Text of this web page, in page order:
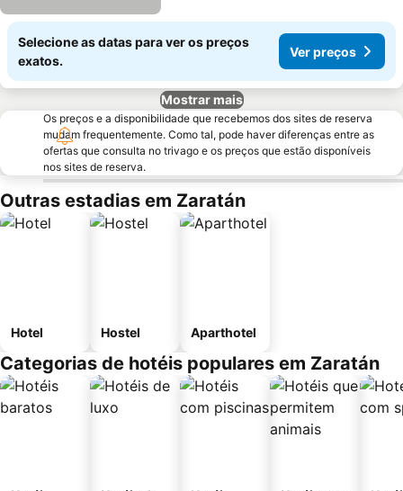
Selecione as datas para ver os preços
exatos.
Ver preços
Mostrar mais
Os preços e a disponibilidade que recebemos dos sites de reserva
mudam frequentemente. Como tal, pode haver diferenças entre as
ofertas que consulta no trivago e os preços que estão disponíveis
nos sites de reserva.
Outras estadias em Zaratán
Hotel Hostel Aparthotel
Categorias de hotéis populares em Zaratán